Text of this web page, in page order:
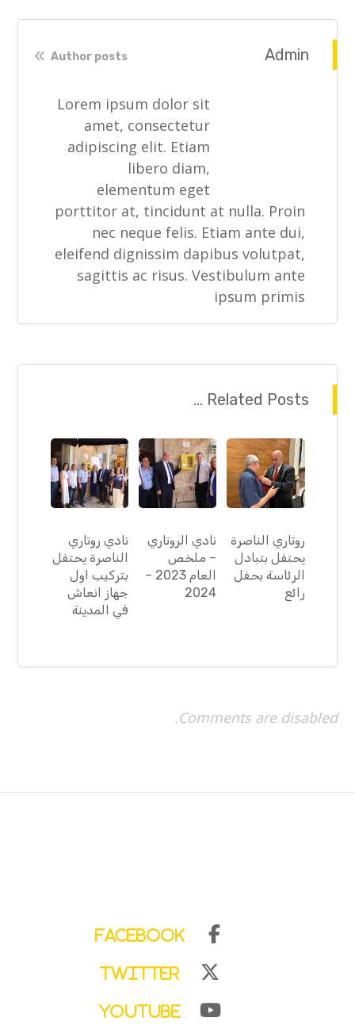
Admin
Author posts
Lorem ipsum dolor sit
amet, consectetur
adipiscing elit. Etiam
libero diam,
elementum eget
porttitor at, tincidunt at nulla. Proin
nec neque felis. Etiam ante dui,
eleifend dignissim dapibus volutpat,
sagittis ac risus. Vestibulum ante
ipsum primis
Related Posts ...
روتاري الناصرة
يحتفل بتبادل
الرئاسة بحفل
رائع
نادي الروتاري
– ملخص
العام 2023 –
2024
نادي روتاري
الناصرة يحتفل
بتركيب اول
جهاز انعاش
في المدينة
Comments are disabled.
Facebook
Twitter
YouTube